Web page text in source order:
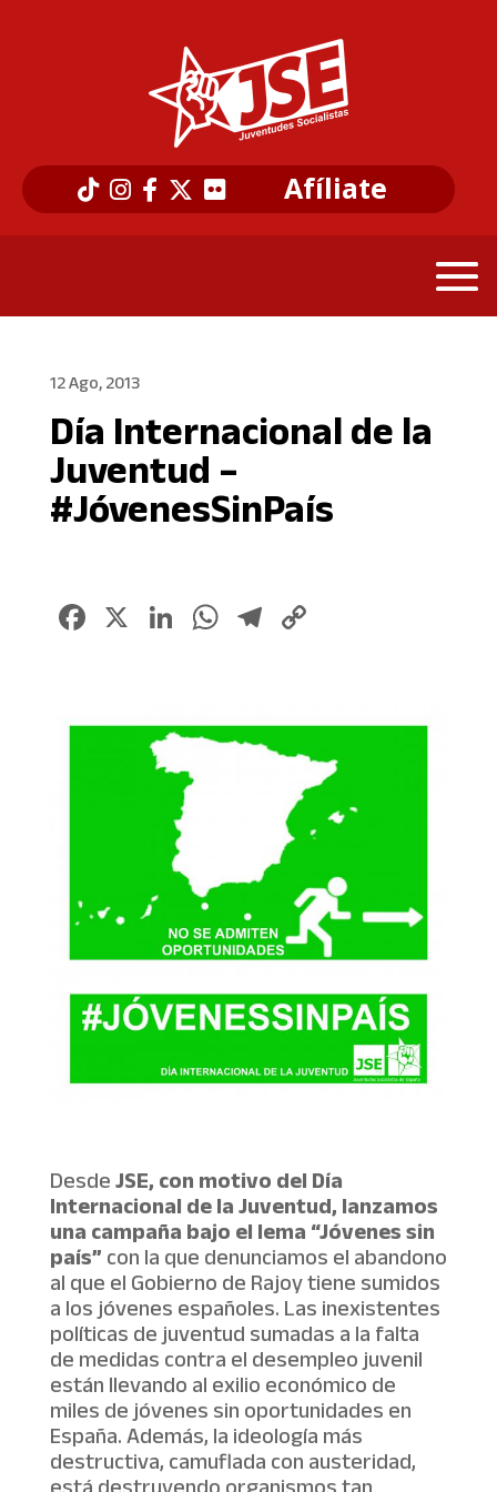
Afíliate
12 Ago, 2013
Dí­a Internacional de la
Juventud –
#JóvenesSinPaí­s
Facebook
X LinkedIn
WhatsApp
Telegram
DesdeJSE, con motivo del Día
Internacional de la Juventud, lanzamos
una campaña bajo el lema“Jóvenes sin
país”con la que denunciamos el abandono
al que el Gobierno de Rajoy tiene sumidos
a los jóvenes españoles. Las inexistentes
políticas de juventud sumadas a la falta
de medidas contra el desempleo juvenil
están llevando al exilio económico de
miles de jóvenes sin oportunidades en
España. Además, la ideología más
destructiva, camuflada con austeridad,